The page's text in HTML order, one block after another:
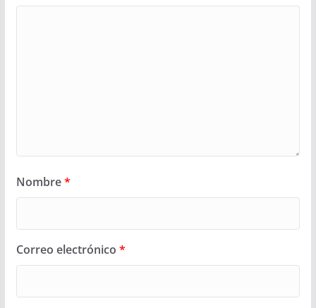
Nombre*
Correo electrónico *